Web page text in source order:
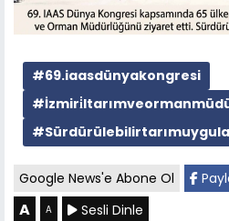
#69.iaasdünyakongresi
Google News'e Abone Ol
A A Sesli Dinle